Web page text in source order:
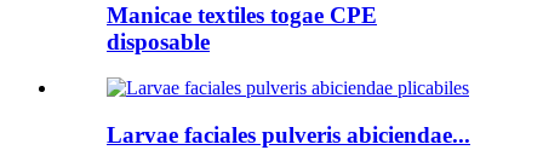
Manicae textiles togae CPE
disposable
Larvae faciales pulveris abiciendae...